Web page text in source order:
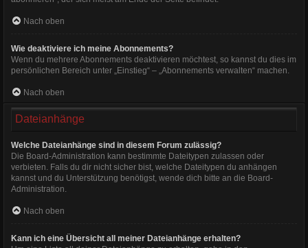
Nach oben
Wie deaktiviere ich meine Abonnements?
Wenn du mehrere Abonnements deaktivieren möchtest, so kannst du dies im
persönlichen Bereich unter „Einstieg“ – „Abonnements verwalten“ machen.
Nach oben
Dateianhänge
Welche Dateianhänge sind in diesem Forum zulässig?
Die Board-Administration kann bestimmte Dateitypen zulassen oder
verbieten. Falls du dir nicht sicher bist, welche Dateitypen du anhängen
kannst und du Unterstützung benötigst, wende dich bitte an die Board-
Administration.
Nach oben
Kann ich eine Übersicht all meiner Dateianhänge erhalten?